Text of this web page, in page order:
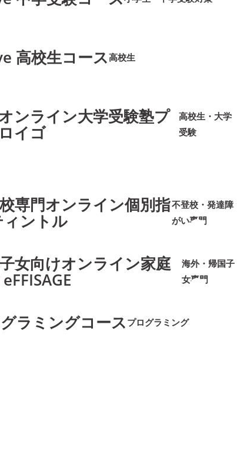
高校生コース高校生
ンライン大学受験塾プ
ロイゴ
高校生・大学
受験
専門オンライン個別指
ィントル
不登校・発達障
がい専門
女向けオンライン家庭
海外・帰国子
女専門
ラミングコースプログラミング